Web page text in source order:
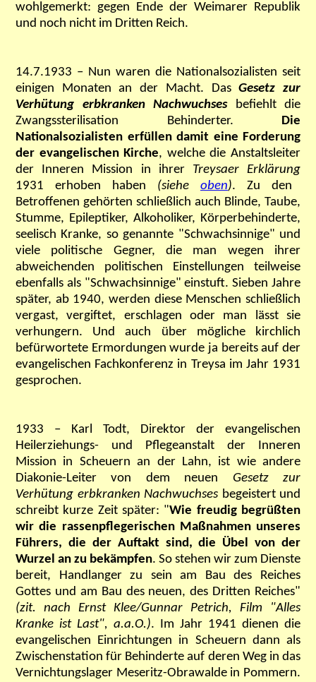
wohlgemerkt: gegen Ende der Weimarer Republik
und noch nicht im Dritten Reich.
14.7.1933 – Nun waren die Nationalsozialisten seit
einigen Monaten an der Macht. DasGesetz zur
Verhütung erbkranken Nachwuchsesbefiehlt die
Zwangssterilisation Behinderter. Die
Nationalsozialisten erfüllen damit eine Forderung
der evangelischen Kirche, welche die Anstaltsleiter
der Inneren Mission in ihrer Treysaer Erklärung
1931 erhoben haben (siehe oben). Zu den
Betroffenen gehörten schließlich auch Blinde, Taube,
Stumme, Epileptiker, Alkoholiker, Körperbehinderte,
seelisch Kranke, so genannte "Schwachsinnige" und
viele politische Gegner, die man wegen ihrer
abweichenden politischen Einstellungen teilweise
ebenfalls als "Schwachsinnige" einstuft.Sieben Jahre
später, ab 1940, werden diese Menschen schließlich
vergast, vergiftet, erschlagen oder man lässt sie
verhungern. Und auch über mögliche kirchlich
befürwortete Ermordungen wurde ja bereits auf der
evangelischen Fachkonferenz in Treysa im Jahr 1931
gesprochen.
1933 – Karl Todt, Direktor der evangelischen
Heilerziehungs- und Pflegeanstalt der Inneren
Mission in Scheuern an der Lahn, ist wie andere
Diakonie-Leiter von dem neuen Gesetz zur
Verhütung erbkranken Nachwuchses begeistert und
schreibt kurze Zeit später: "Wie freudig begrüßten
wir die rassenpflegerischen Maßnahmen unseres
Führers, die der Auftakt sind, die Übel von der
Wurzel an zu bekämpfen. So stehen wir zum Dienste
bereit, Handlanger zu sein am Bau des Reiches
Gottes und am Bau des neuen, des Dritten Reiches"
(zit. nach Ernst Klee/Gunnar Petrich, Film "Alles
Kranke ist Last", a.a.O.). Im Jahr 1941 dienen die
evangelischen Einrichtungen in Scheuern dann als
Zwischenstation für Behinderte auf deren Weg in das
Vernichtungslager Meseritz-Obrawalde in Pommern.